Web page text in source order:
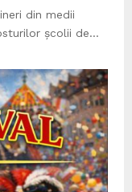
din medii
școlii de...